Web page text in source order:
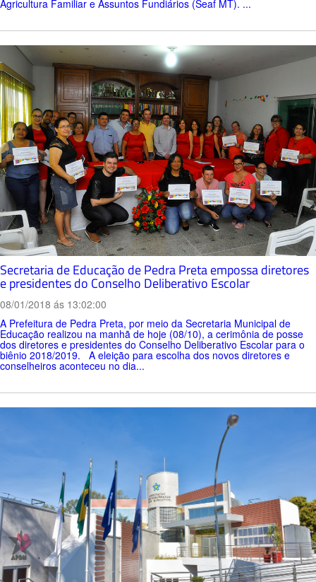
Agricultura Familiar e Assuntos Fundiários (Seaf MT). ...
Secretaria de Educação de Pedra Preta empossa diretores
e presidentes do Conselho Deliberativo Escolar
08/01/2018 ás 13:02:00
A Prefeitura de Pedra Preta, por meio da Secretaria Municipal de
Educação realizou na manhã de hoje (08/10), a cerimônia de posse
dos diretores e presidentes do Conselho Deliberativo Escolar para o
biênio 2018/2019. A eleição para escolha dos novos diretores e
conselheiros aconteceu no dia...